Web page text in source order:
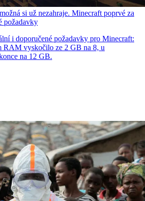
si už nezahraje. Minecraft poprvé za
požadavky
i doporučené požadavky pro Minecraft:
RAM vyskočilo ze 2 GB na 8, u
na 12 GB.